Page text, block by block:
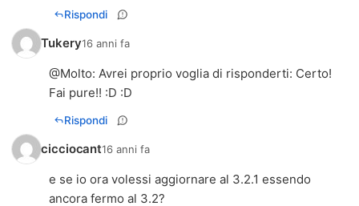
Rispondi
Tukery16 anni fa
@Molto: Avrei proprio voglia di risponderti: Certo!
Fai pure!! :D :D
Rispondi
cicciocant16 anni fa
e se io ora volessi aggiornare al 3.2.1 essendo
ancora fermo al 3.2?